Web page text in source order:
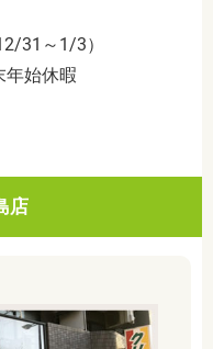
31～1/3）
年始休暇
店